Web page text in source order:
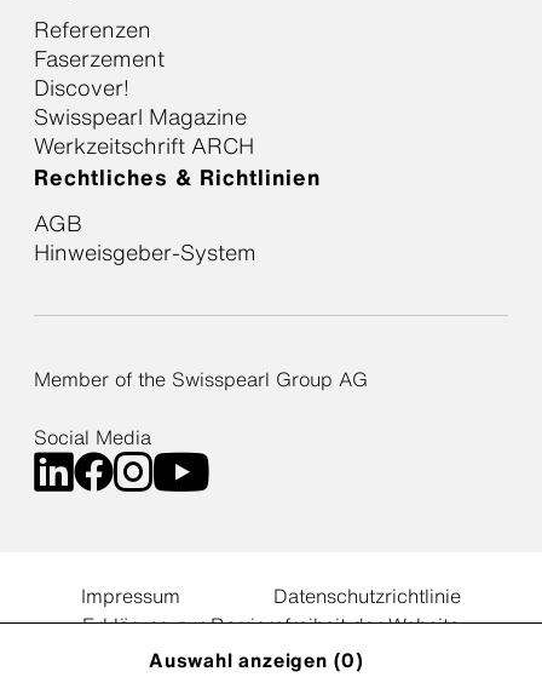
Auswahl anzeigen (0)
Referenzen
Faserzement
Discover!
Swisspearl Magazine
Werkzeitschrift ARCH
Rechtliches & Richtlinien
AGB
Hinweisgeber-System
Member of the Swisspearl Group AG
Social Media
Impressum
Datenschutzrichtlinie
Erklärung zur Barrierefreiheit der Website
Cookie Einstellungen